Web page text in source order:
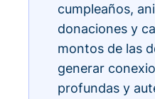
cumpleaños,
donaciones y
montos de las
generar
profundas y